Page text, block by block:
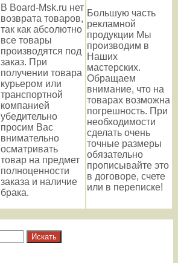
В Board-Msk.ru нет
возврата товаров,
так как абсолютно
все товары
производятся под
заказ. При
получении товара
курьером или
транспортной
компанией
убедительно
просим Вас
внимательно
осматривать
товар на предмет
полноценности
заказа и наличие
брака.
Большую часть
рекламной
продукции Мы
производим в
Наших
мастерских.
Обращаем
внимание, что на
товарах возможна
погрешность. При
необходимости
сделать очень
точные размеры
обязательно
прописывайте это
в договоре, счете
или в переписке!